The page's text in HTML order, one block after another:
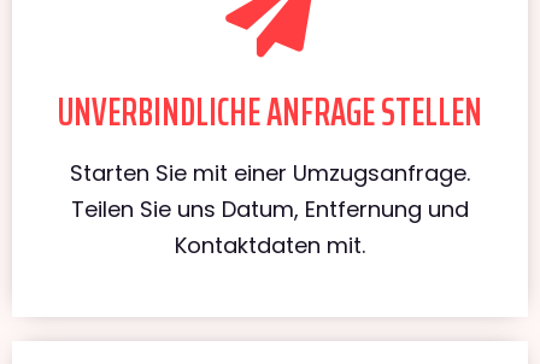
UNVERBINDLICHE ANFRAGE STELLEN
Starten Sie mit einer Umzugsanfrage.
Teilen Sie uns Datum, Entfernung und
Kontaktdaten mit.